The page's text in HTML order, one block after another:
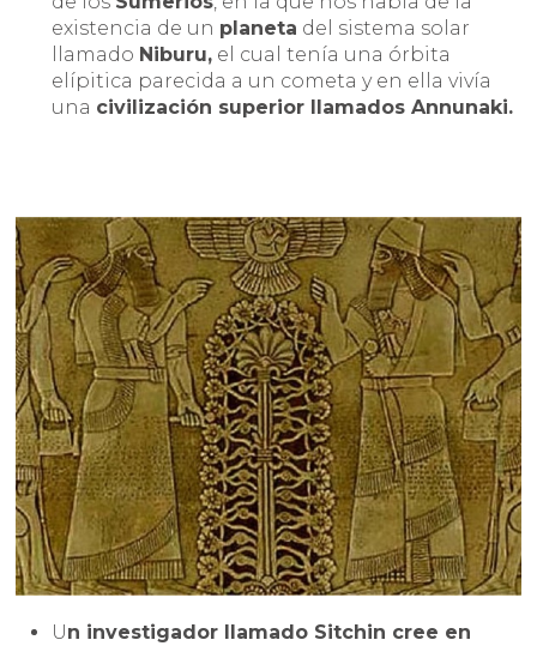
existencia de un planeta del sistema solar
llamado Niburu, el cual tenía una órbita
elípitica parecida a un cometa y en ella vivía
una civilización superior llamados Annunaki.
Un investigador llamado Sitchin cree en